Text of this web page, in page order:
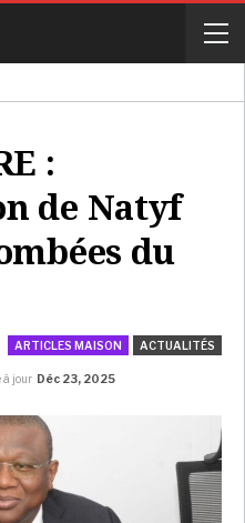
:
de Natyf
du
ARTICLES MAISON ACTUALITÉS
à jour Déc 23, 2025